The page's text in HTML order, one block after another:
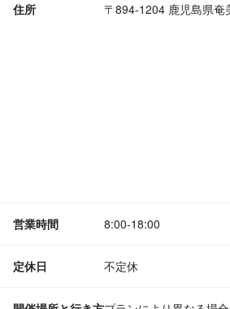
住所 〒894-1204 鹿児島県奄
営業時間 8:00-18:00
定休日 不定休